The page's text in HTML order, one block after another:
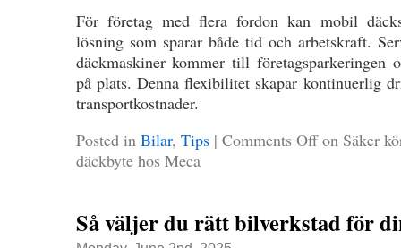
För företag med flera fordon kan mobil
lösning som sparar både tid och arbetskraft.
däckmaskiner kommer till företagsparkeringen
på plats. Denna flexibilitet skapar kontinuerlig
transportkostnader.
Posted in Bilar, Tips| Comments Offon Säker
däckbyte hos Meca
Så väljer du rätt bilverkstad för